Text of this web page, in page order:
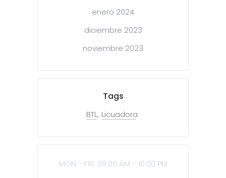
enero 2024
diciembre 2023
noviembre 2023
Tags
BTL Licuadora
MON - FRI: 09:00 AM - 10:00 PM